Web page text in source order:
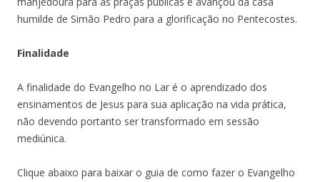
humilde de Simão Pedro para a glorificação no Pentecostes.
Finalidade
A finalidade do Evangelho no Lar é o aprendizado dos
ensinamentos de Jesus para sua aplicação na vida prática,
não devendo portanto ser transformado em sessão
mediúnica.
Clique abaixo para baixar o guia de como fazer o Evangelho